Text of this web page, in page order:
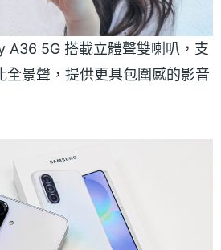
A36 5G 搭載立體聲雙喇叭，支
景聲，提供更具包圍感的影音